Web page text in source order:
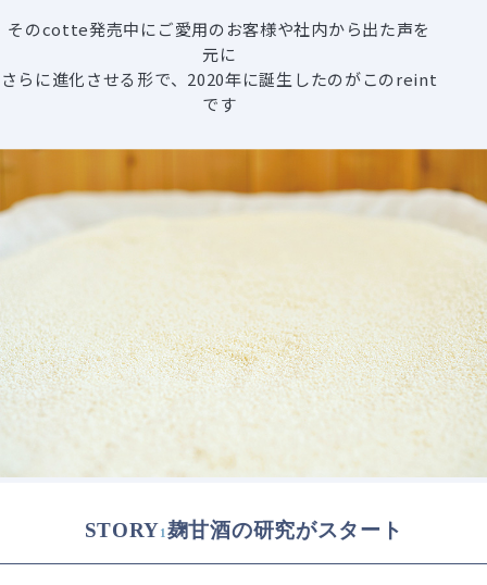
そのcotte発売中にご愛用のお客様や社内から出た声を
元に
さらに進化させる形で、2020年に誕生したのがこのreint
です
STORY1 麹甘酒の研究がスタート